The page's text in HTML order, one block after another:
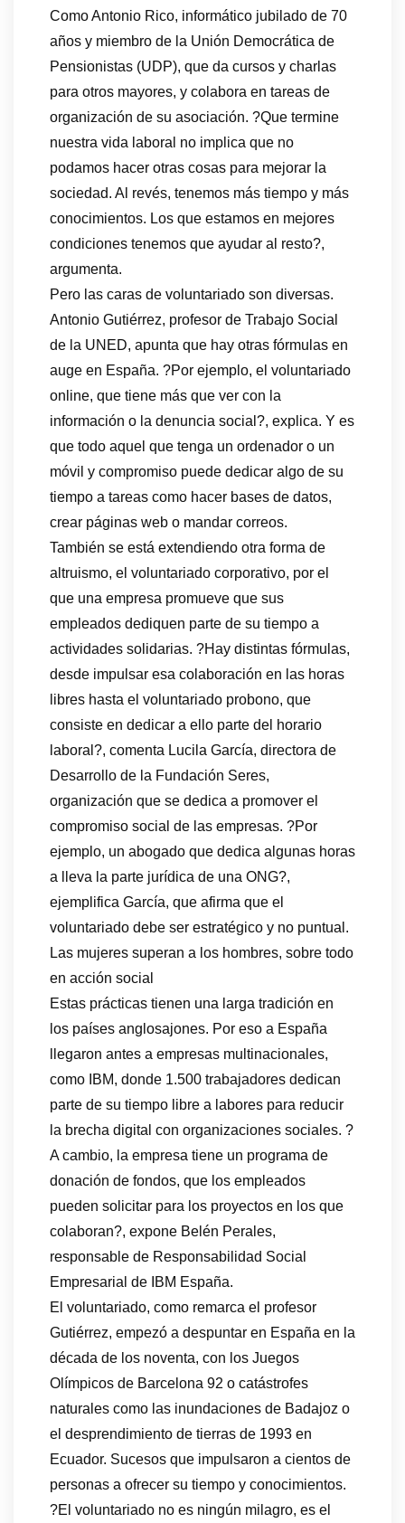
Como Antonio Rico, informático jubilado de 70
años y miembro de la Unión Democrática de
Pensionistas (UDP), que da cursos y charlas
para otros mayores, y colabora en tareas de
organización de su asociación. ?Que termine
nuestra vida laboral no implica que no
podamos hacer otras cosas para mejorar la
sociedad. Al revés, tenemos más tiempo y más
conocimientos. Los que estamos en mejores
condiciones tenemos que ayudar al resto?,
argumenta.
Pero las caras de voluntariado son diversas.
Antonio Gutiérrez, profesor de Trabajo Social
de la UNED, apunta que hay otras fórmulas en
auge en España. ?Por ejemplo, el voluntariado
online, que tiene más que ver con la
información o la denuncia social?, explica. Y es
que todo aquel que tenga un ordenador o un
móvil y compromiso puede dedicar algo de su
tiempo a tareas como hacer bases de datos,
crear páginas web o mandar correos.
También se está extendiendo otra forma de
altruismo, el voluntariado corporativo, por el
que una empresa promueve que sus
empleados dediquen parte de su tiempo a
actividades solidarias. ?Hay distintas fórmulas,
desde impulsar esa colaboración en las horas
libres hasta el voluntariado probono, que
consiste en dedicar a ello parte del horario
laboral?, comenta Lucila García, directora de
Desarrollo de la Fundación Seres,
organización que se dedica a promover el
compromiso social de las empresas. ?Por
ejemplo, un abogado que dedica algunas horas
a lleva la parte jurídica de una ONG?,
ejemplifica García, que afirma que el
voluntariado debe ser estratégico y no puntual.
Las mujeres superan a los hombres, sobre todo
en acción social
Estas prácticas tienen una larga tradición en
los países anglosajones. Por eso a España
llegaron antes a empresas multinacionales,
como IBM, donde 1.500 trabajadores dedican
parte de su tiempo libre a labores para reducir
la brecha digital con organizaciones sociales. ?
A cambio, la empresa tiene un programa de
donación de fondos, que los empleados
pueden solicitar para los proyectos en los que
colaboran?, expone Belén Perales,
responsable de Responsabilidad Social
Empresarial de IBM España.
El voluntariado, como remarca el profesor
Gutiérrez, empezó a despuntar en España en la
década de los noventa, con los Juegos
Olímpicos de Barcelona 92 o catástrofes
naturales como las inundaciones de Badajoz o
el desprendimiento de tierras de 1993 en
Ecuador. Sucesos que impulsaron a cientos de
personas a ofrecer su tiempo y conocimientos.
?El voluntariado no es ningún milagro, es el